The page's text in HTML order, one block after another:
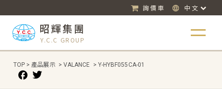
詢價車 中文
昭輝集團
Y.C.C GROUP
TOP > 產品展示 > VALANCE > Y-HYBF055CA-01